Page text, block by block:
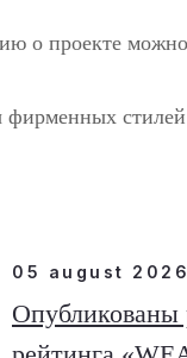
о проекте можно
фирменных стилей
05 august 2026
Опубликованы